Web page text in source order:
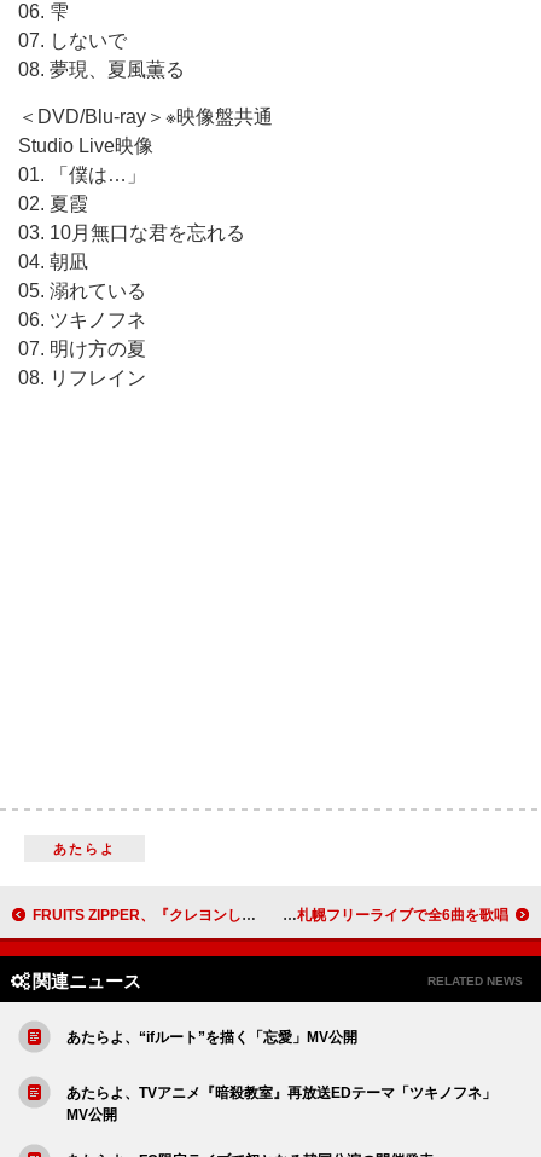
06. 雫
07. しないで
08. 夢現、夏風薫る
＜DVD/Blu-ray＞※映像盤共通
Studio Live映像
01. 「僕は…」
02. 夏霞
03. 10月無口な君を忘れる
04. 朝凪
05. 溺れている
06. ツキノフネ
07. 明け方の夏
08. リフレイン
あたらよ
FRUITS ZIPPER、『クレヨンしんちゃん』新主題歌に最新曲「はちゃめちゃわちゃライフ！」起用 Aile The Shota、札幌フリーライブで全6曲を歌唱
関連ニュース RELATED NEWS
あたらよ、“ifルート”を描く「忘愛」MV公開
あたらよ、TVアニメ『暗殺教室』再放送EDテーマ「ツキノフネ」
MV公開